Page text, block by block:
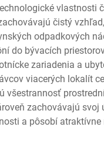
vlastnosti
čistý
odpadkových
do bývacích
zariadenia a
viacerých lokalít
všestrannosť
zachovávajú
a pôsobí